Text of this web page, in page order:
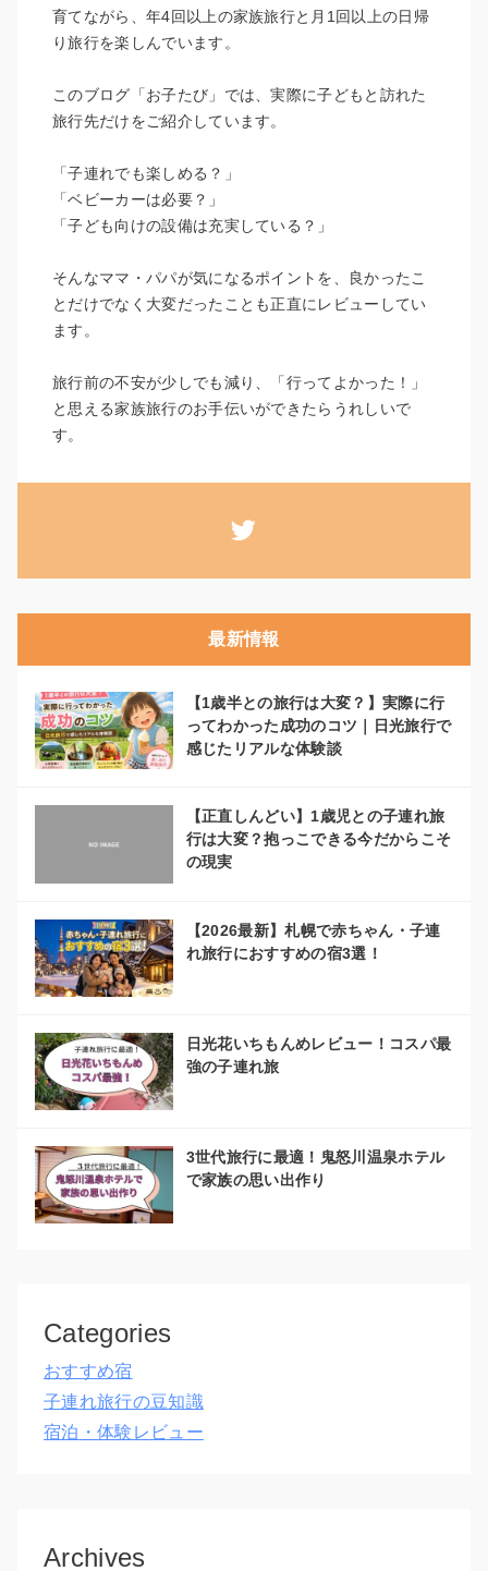
育てながら、年4回以上の家族旅行と月1回以上の日帰
り旅行を楽しんでいます。
このブログ「お子たび」では、実際に子どもと訪れた
旅行先だけをご紹介しています。
「子連れでも楽しめる？」
「ベビーカーは必要？」
「子ども向けの設備は充実している？」
そんなママ・パパが気になるポイントを、良かったこ
とだけでなく大変だったことも正直にレビューしてい
ます。
旅行前の不安が少しでも減り、「行ってよかった！」
と思える家族旅行のお手伝いができたらうれしいで
す。
最新情報
【1歳半との旅行は大変？】実際に行
ってわかった成功のコツ｜日光旅行で
感じたリアルな体験談
【正直しんどい】1歳児との子連れ旅
行は大変？抱っこできる今だからこそ
の現実
【2026最新】札幌で赤ちゃん・子連
れ旅行におすすめの宿3選！
日光花いちもんめレビュー！コスパ最
強の子連れ旅
3世代旅行に最適！鬼怒川温泉ホテル
で家族の思い出作り
Categories
おすすめ宿
子連れ旅行の豆知識
宿泊・体験レビュー
Archives